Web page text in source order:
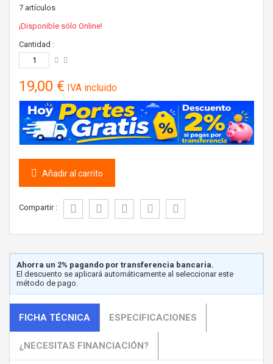
7 artículos
¡Disponible sólo Online!
Cantidad :
19,00 € IVA incluido
Añadir al carrito
Compartir :
Ahorra un 2% pagando por transferencia bancaria.
El descuento se aplicará automáticamente al seleccionar este
método de pago.
FICHA TÉCNICA ESPECIFICACIONES
¿NECESITAS FINANCIACIÓN?